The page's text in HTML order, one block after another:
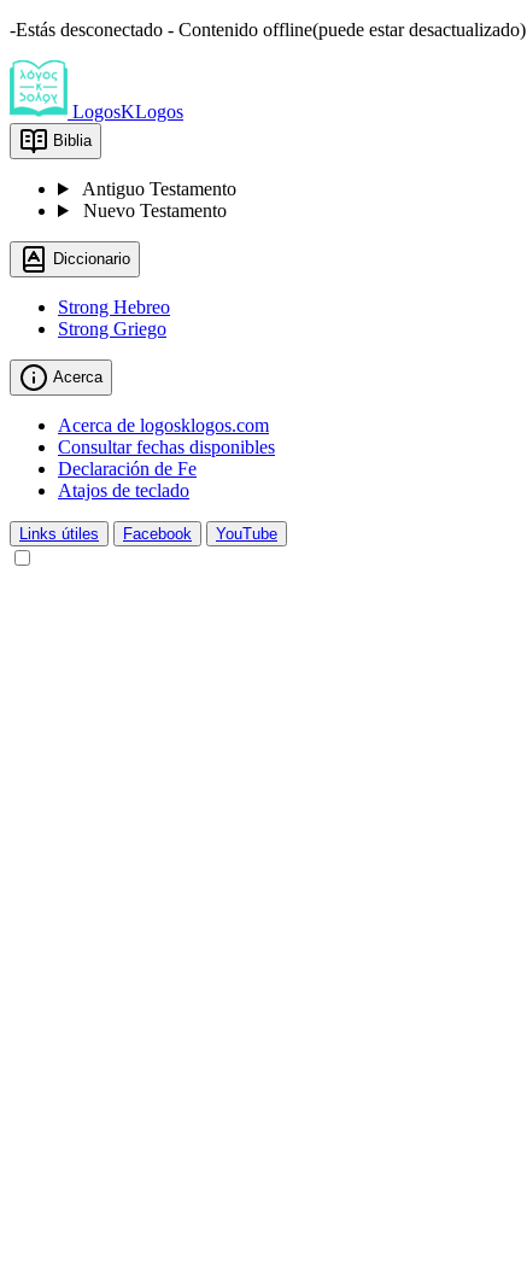
-Estás desconectado - Contenido offline(puede estar desactualizado)
LogosKLogos
Biblia
Antiguo Testamento
Nuevo Testamento
Diccionario
Strong Hebreo
Strong Griego
Acerca
Acerca de logosklogos.com
Consultar fechas disponibles
Declaración de Fe
Atajos de teclado
Links útiles Facebook YouTube